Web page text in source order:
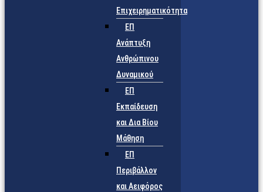
Επιχειρηματικότητα
ΕΠ
Ανάπτυξη
Ανθρώπινου
Δυναμικού
ΕΠ
Εκπαίδευση
και Δια Βίου
Μάθηση
ΕΠ
Περιβάλλον
και Αειφόρος